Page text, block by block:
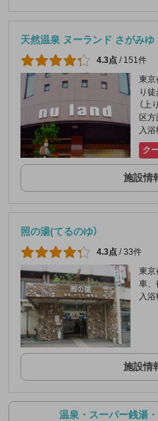
天然温泉 ヌーランド さがみゆ
4.3点 / 151件
東京
り
（上
区
入
ク
施設情
照の湯(てるのゆ）
4.3点 /33件
東京
車、
入
施設情
温泉・スーパー銭湯